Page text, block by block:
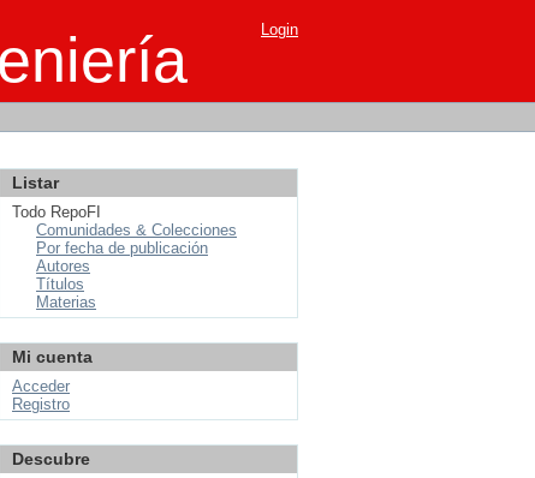
Login
Listar
Todo RepoFI
Comunidades & Colecciones
Por fecha de publicación
Autores
Títulos
Materias
Mi cuenta
Acceder
Registro
Descubre